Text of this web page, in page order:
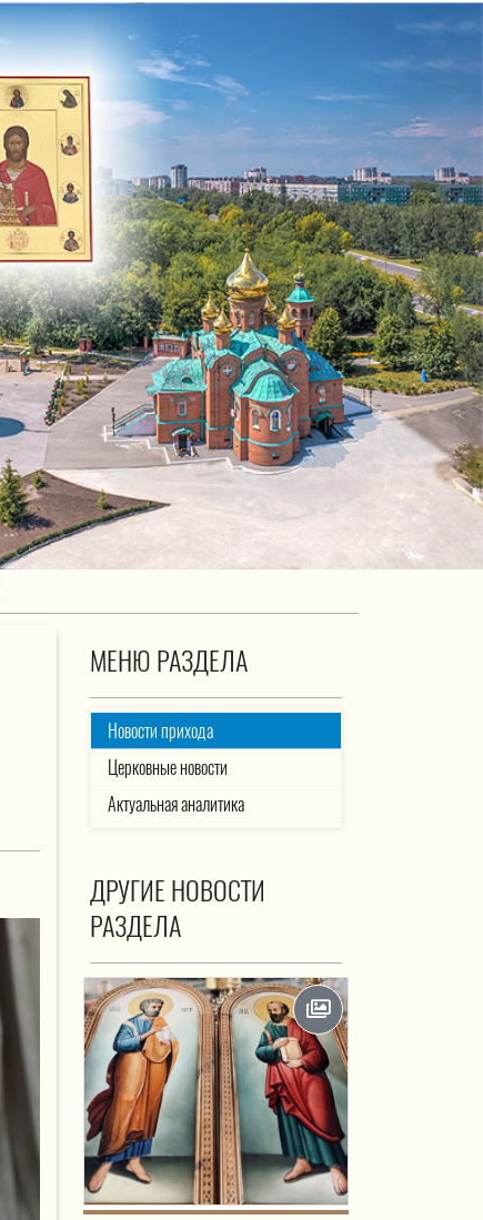
МЕНЮ РАЗДЕЛА
Новости прихода
Церковные новости
Актуальная аналитика
ДРУГИЕ НОВОСТИ
РАЗДЕЛА